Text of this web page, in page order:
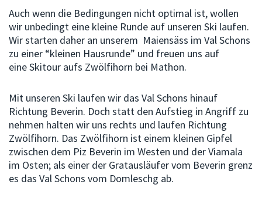
Auch wenn die Bedingungen nicht optimal ist, wollen
wir unbedingt eine kleine Runde auf unseren Ski laufen.
Wir starten daher an unserem Maiensäss im Val Schons
zu einer “kleinen Hausrunde” und freuen uns auf
eine Skitour aufs Zwölfihorn bei Mathon.
Mit unseren Ski laufen wir das Val Schons hinauf
Richtung Beverin. Doch statt den Aufstieg in Angriff zu
nehmen halten wir uns rechts und laufen Richtung
Zwölfihorn. Das Zwölfihorn ist einem kleinen Gipfel
zwischen dem Piz Beverin im Westen und der Viamala
im Osten; als einer der Gratausläufer vom Beverin grenz
es das Val Schons vom Domleschg ab.